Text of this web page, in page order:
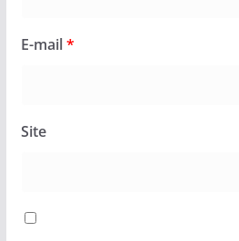
E-mail*
Site